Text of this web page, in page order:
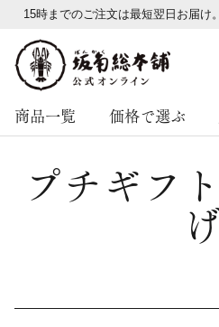
15時までのご注文は最短翌日お届け
商品一覧 価格で選ぶ
プチギフ